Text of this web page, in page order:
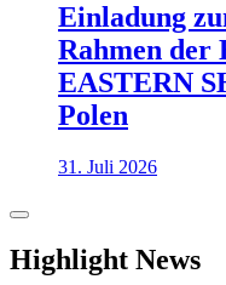
Einladung
Rahmen der
EASTERN
Polen
31. Juli 2026
Highlight News